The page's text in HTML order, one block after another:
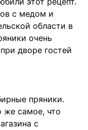
с медом и
области в
очень
дворе гостей
пряники.
же самое, что
с